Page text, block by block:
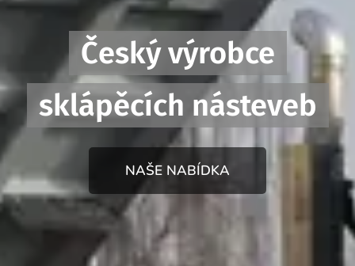
Český výrobce
sklápěcích násteveb
NAŠE NABÍDKA